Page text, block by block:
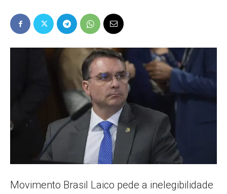
Popular
–
AL
Movimento Brasil Laico pede a inelegibilidade